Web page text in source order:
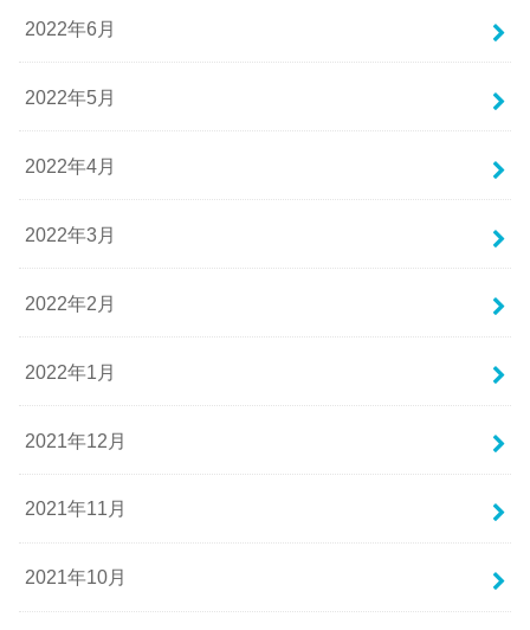
2022年6月
2022年5月
2022年4月
2022年3月
2022年2月
2022年1月
2021年12月
2021年11月
2021年10月